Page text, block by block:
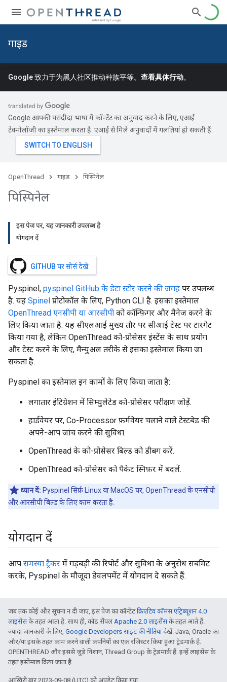
गाइड
Google 致力于为黑人社区推动种族平等。 查看具体行动。
Google आपकी पसंदीदा भाषा में कॉन्टेंट का अनुवाद करने के लिए, एआई
टेक्नोलॉजी का इस्तेमाल करता है. एआई से मिले अनुवादों में गलतियां हो सकती हैं.
OpenThread गाइड पिस्पिनेल
पिस्पिनेल
इस पेज पर, यह जानकारी उपलब्ध है
योगदान दें
GITHUB पर सोर्स देखें
Pyspinel, pyspinel GitHub के डेटा स्टोर करने की जगह पर उपलब्ध
है. यह Spinel प्रोटोकॉल के लिए, Python CLI है. इसका इस्तेमाल
OpenThread एनसीपी या आरसीपी को कॉन्फ़िगर और मैनेज करने के
लिए किया जाता है. यह सीएलआई मुख्य तौर पर सीआई टेस्ट पर टारगेट
किया गया है, लेकिन OpenThread को-प्रोसेसर इंस्टेंस के साथ प्रयोग
और टेस्ट करने के लिए, मैन्युअल तरीके से इसका इस्तेमाल किया जा
सकता है.
Pyspinel का इस्तेमाल इन कामों के लिए किया जाता है:
लगातार इंटिग्रेशन में सिम्युलेटेड को-प्रोसेसर परीक्षण जोड़ें.
हार्डवेयर पर, Co-Processor फ़र्मवेयर चलाने वाले टेस्टबेड की
अपने-आप जांच करने की सुविधा.
OpenThread के को-प्रोसेसर बिल्ड को डीबग करें.
OpenThread को-प्रोसेसर को पैकेट स्निफ़र में बदलें.
ध्यान दें: Pyspinel सिर्फ़ Linux या MacOS पर, OpenThread के एनसीपी
और आरसीपी बिल्ड के लिए काम करता है.
योगदान दें
आप समस्या ट्रैकर में गड़बड़ी की रिपोर्ट और सुविधा के अनुरोध सबमिट
करके, Pyspinel के मौजूदा डेवलपमेंट में योगदान दे सकते हैं.
जब तक कोई और सूचना न दी जाए, इस पेज का कॉन्टेंटक्रिएटिव कॉमंस एट्रिब्यूशन 4.0
लाइसेंसके तहत आता है. साथ ही, कोड सैंपलApache 2.0 लाइसेंसके तहत आते हैं.
ज़्यादा जानकारी के लिए, Google Developers साइट की नीतियांदेखें. Java, Oracle का
और/या इसके तहत काम करने वाली कंपनियों का एक रजिस्टर किया हुआ ट्रेडमार्क है.
OPENTHREAD और इससे जुड़े निशान, Thread Group के ट्रेडमार्क हैं. इन्हें लाइसेंस के
तहत इस्तेमाल किया जाता है.
आखिरी बार 2023-09-08 (UTC) को अपडेट किया गया.